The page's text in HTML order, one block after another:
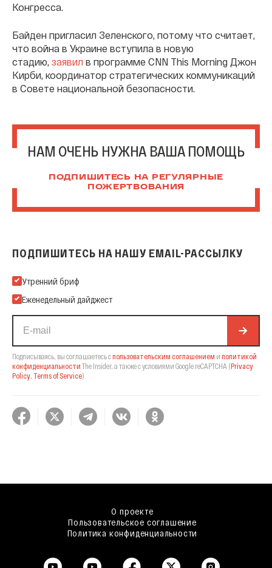
Конгресса.
Байден пригласил Зеленского, потому что считает,
что война в Украине вступила в новую
стадию, заявил в программе CNN This Morning Джон
Кирби, координатор стратегических коммуникаций
в Совете национальной безопасности.
НАМ ОЧЕНЬ НУЖНА ВАША ПОМОЩЬ
ПОДПИШИТЕСЬ НА РЕГУЛЯРНЫЕ
ПОЖЕРТВОВАНИЯ
ПОДПИШИТЕСЬ НА НАШУ EMAIL-РАССЫЛКУ
Подпишитесь на нашу Email-рассылку
Утренний бриф
Еженедельный дайджест
Подписываясь, вы соглашаетесь спользовательским соглашением и политикой
конфиденциальности The Insider, а также с условиями Google reCAPTCHA (Privacy
Policy Terms of Service).
О проекте
Пользовательское соглашение
Политика конфиденциальности